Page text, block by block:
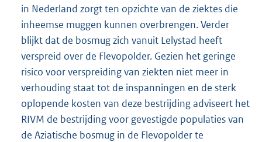
in Nederland zorgt ten opzichte van de ziektes die
inheemse muggen kunnen overbrengen. Verder
blijkt dat de bosmug zich vanuit Lelystad heeft
verspreid over de Flevopolder. Gezien het geringe
risico voor verspreiding van ziekten niet meer in
verhouding staat tot de inspanningen en de sterk
oplopende kosten van deze bestrijding adviseert het
RIVM de bestrijding voor gevestigde populaties van
de Aziatische bosmug in de Flevopolder te